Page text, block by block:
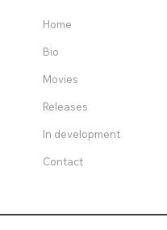
Home
Bio
Movies
Releases
In development
Contact